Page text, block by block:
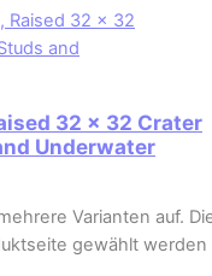
32 x 32 Crater
Underwater
Varianten auf.
gewählt werden